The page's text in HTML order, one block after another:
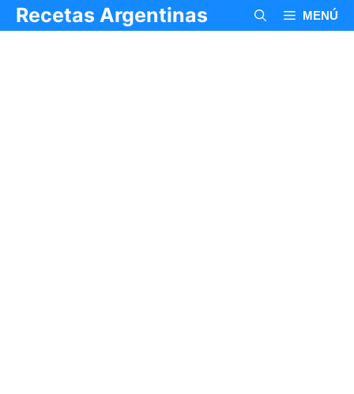
Saltar
al
Recetas Argentinas MENÚ